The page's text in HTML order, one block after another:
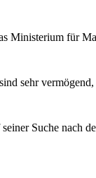
Ministerium für
sehr
Suche nach